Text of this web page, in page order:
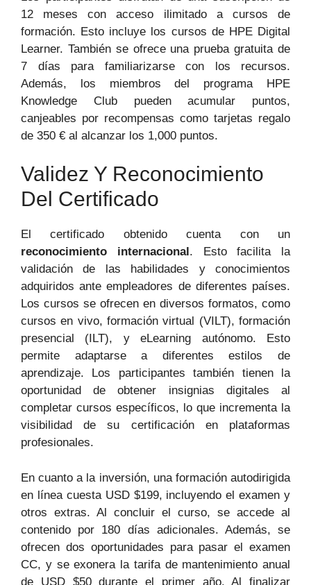
12 meses con acceso ilimitado a cursos de
formación. Esto incluye los cursos de HPE Digital
Learner. También se ofrece una prueba gratuita de
7 días para familiarizarse con los recursos.
Además, los miembros del programa HPE
Knowledge Club pueden acumular puntos,
canjeables por recompensas como tarjetas regalo
de 350 € al alcanzar los 1,000 puntos.
Validez Y Reconocimiento
Del Certificado
El certificado obtenido cuenta con un
reconocimiento internacional . Esto facilita la
validación de las habilidades y conocimientos
adquiridos ante empleadores de diferentes países.
Los cursos se ofrecen en diversos formatos, como
cursos en vivo, formación virtual (VILT), formación
presencial (ILT), y eLearning autónomo. Esto
permite adaptarse a diferentes estilos de
aprendizaje. Los participantes también tienen la
oportunidad de obtener insignias digitales al
completar cursos específicos, lo que incrementa la
visibilidad de su certificación en plataformas
profesionales.
En cuanto a la inversión, una formación autodirigida
en línea cuesta USD $199, incluyendo el examen y
otros extras. Al concluir el curso, se accede al
contenido por 180 días adicionales. Además, se
ofrecen dos oportunidades para pasar el examen
CC, y se exonera la tarifa de mantenimiento anual
de USD $50 durante el primer año. Al finalizar